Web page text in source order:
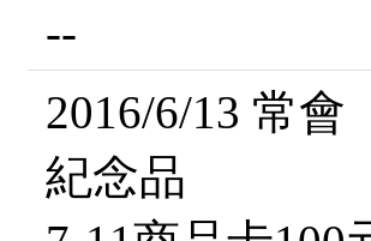
--
2016/6/13 常會
紀念品